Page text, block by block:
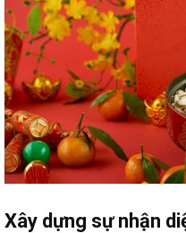
Xây dựng sự nhận